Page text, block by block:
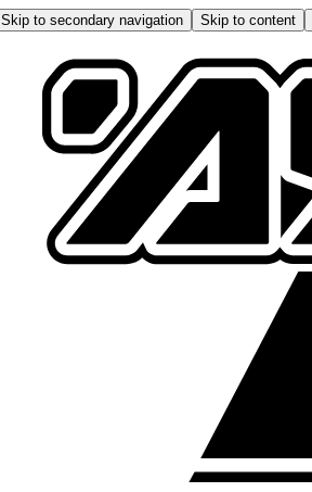
Skip to secondary navigation Skip to content